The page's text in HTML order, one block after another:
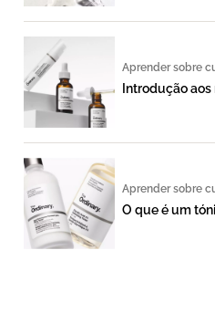
Aprender sobre
Introdução aos
Aprender sobre
O que é um